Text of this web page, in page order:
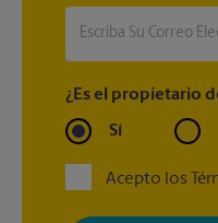
¿Es el propietario
Sí
Acepto los
Al registrarse, acepta